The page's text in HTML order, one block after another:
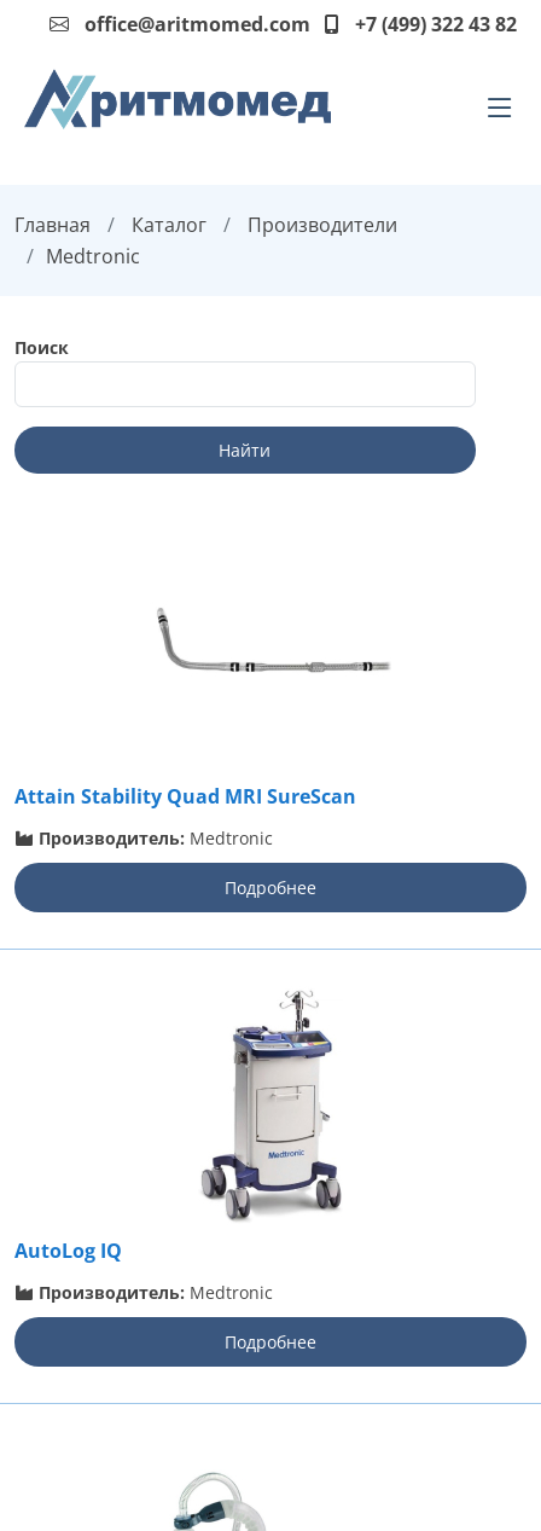
office@aritmomed.com +7 (499) 322 43 82
Главная Каталог
Производители
Medtronic
Поиск
Attain Stability Quad MRI SureScan
Производитель: Medtronic
Подробнее
AutoLog IQ
Производитель: Medtronic
Подробнее